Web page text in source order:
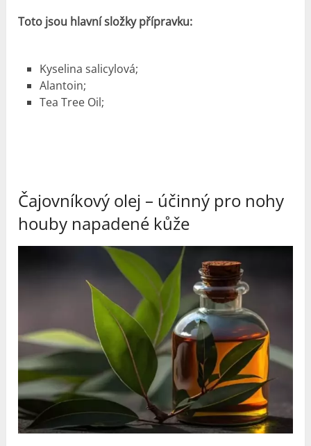
Toto jsou hlavní složky přípravku:
Kyselina salicylová;
Alantoin;
Tea Tree Oil;
Čajovníkový olej – účinný pro nohy
houby napadené kůže